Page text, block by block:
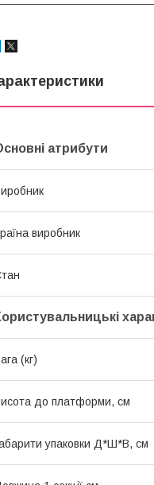
атрибути
виробник
(кг)
до платформи, см
упаковки Д*Ш*В, см